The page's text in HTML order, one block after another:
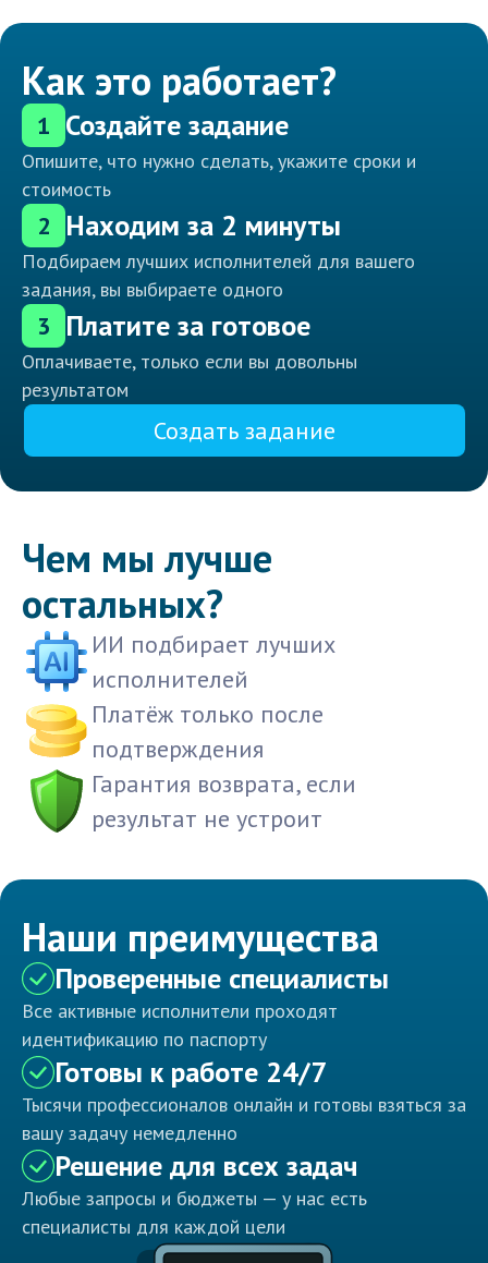
Как это работает?
1 Создайте задание
Опишите, что нужно сделать, укажите сроки и
стоимость
2 Находим за 2 минуты
Подбираем лучших исполнителей для вашего
задания, вы выбираете одного
3 Платите за готовое
Оплачиваете, только если вы довольны
результатом
Создать задание
Чем мы лучше
остальных?
ИИ подбирает лучших
исполнителей
Платёж только после
подтверждения
Гарантия возврата, если
результат не устроит
Наши преимущества
Проверенные специалисты
Все активные исполнители проходят
идентификацию по паспорту
Готовы к работе 24/7
Тысячи профессионалов онлайн и готовы взяться за
вашу задачу немедленно
Решение для всех задач
Любые запросы и бюджеты — у нас есть
специалисты для каждой цели